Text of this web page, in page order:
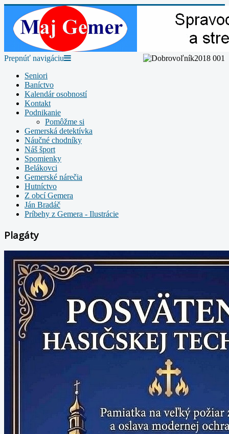
Prepnúť navigáciu
Seniori
Baníctvo
Kalendár osobností
Kontakt
Podnikanie
Pomôžme si
Gemerská detektívka
Náučné chodníky
Náš šport
Spomienky
Belákovci
Gemerské nárečia
Hutníctvo
Z obcí Gemera
Ján Bradáč
Príbehy z Gemera - Ilustrácie
Plagáty